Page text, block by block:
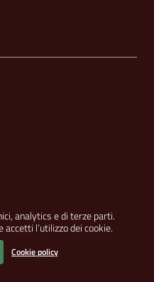
analytics e di terze parti.
l’utilizzo dei cookie.
Cookie policy
legali | Realizzato da